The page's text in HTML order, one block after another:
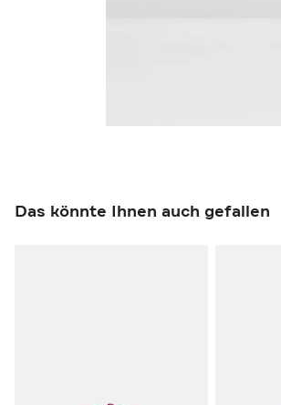
Das könnte Ihnen auch gefallen